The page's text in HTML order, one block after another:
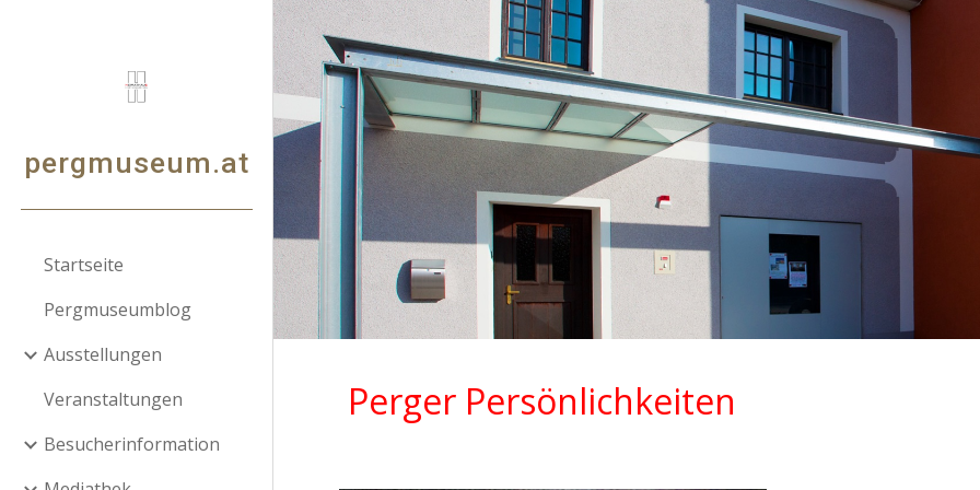
Skip to main content Skip to
pergmuseum.at
Startseite
Pergmuseumblog
Ausstellungen
Veranstaltungen
Besucherinformation
Perger Persönlichkeiten